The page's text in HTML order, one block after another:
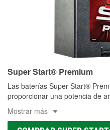
Super Start® Premium
Las baterías Super Start®
proporcionar una potencia de
Mostrar más